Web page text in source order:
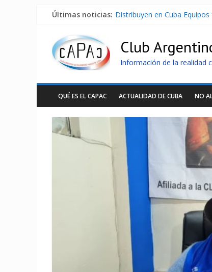
Últimas noticias: Distribuyen en Cuba
Nuevas sanciones de
Brutal represión contra los
Club
Información de la realidad
QUÉ ES EL CAPAC ACTUALIDAD DE CUBA NO